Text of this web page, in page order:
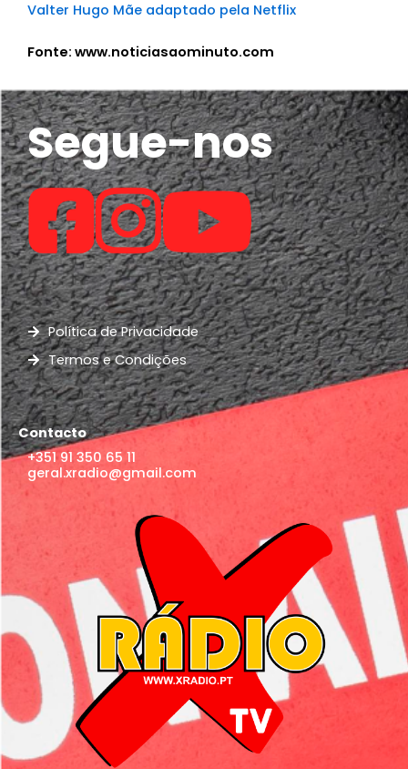
Valter Hugo Mãe adaptado pela Netflix
Fonte: www.noticiasaominuto.com
Segue-nos
Política de Privacidade
Termos e Condições
Contacto
+351 91 350 65 11
geral.xradio@gmail.com